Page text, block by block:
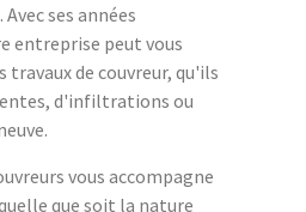
ses années
entreprise peut vous
travaux de couvreur, qu'ils
d'infiltrations ou
vous accompagne
que soit la nature